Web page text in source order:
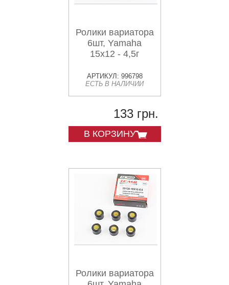
Ролики вариатора
6шт, Yamaha
15x12 - 4,5г
АРТИКУЛ: 996798
ЕСТЬ В НАЛИЧИИ
133 грн.
В КОРЗИНУ
Ролики вариатора